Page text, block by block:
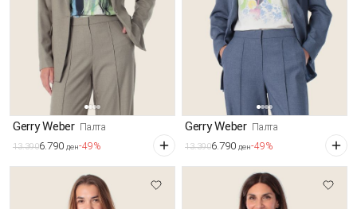
Gerry Weber Палта
13.3906.790 ден-49%
Gerry Weber Палта
13.3906.790 ден-49%